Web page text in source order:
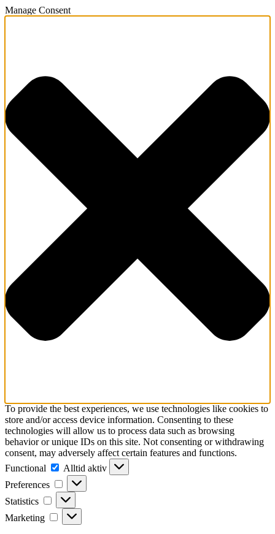
Manage Consent
To provide the best experiences, we use technologies like cookies to
store and/or access device information. Consenting to these
technologies will allow us to process data such as browsing
behavior or unique IDs on this site. Not consenting or withdrawing
consent, may adversely affect certain features and functions.
Functional
Functional
Alltid aktiv
Preferences
Preferences
Statistics Statistics
Marketing Marketing